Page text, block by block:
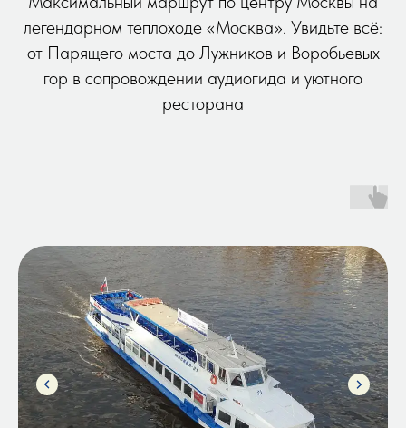
легендарном теплоходе «Москва». Увидьте всё:
от Парящего моста до Лужников и Воробьевых
гор в сопровождении аудиогида и уютного
ресторана